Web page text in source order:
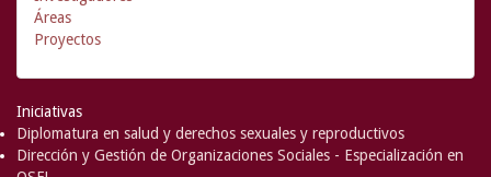
Áreas
Proyectos
Iniciativas
Diplomatura en salud y derechos sexuales y reproductivos
Dirección y Gestión de Organizaciones Sociales - Especialización en